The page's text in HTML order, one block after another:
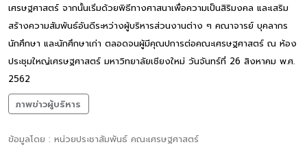
เศรษฐศาสตร์ จากนั้นเริ่มด้วยพิธีทางศาสนาเพื่อความเป็นสิริมงคล และเสริม
สร้างความสัมพันธ์อันดีระหว่างผู้บริหารส่วนงานต่าง ๆ คณาจารย์ บุคลากร
นักศึกษา และนักศึกษาเก่า ตลอดจนผู้มีคุณปการต่อคณะเศรษฐศาสตร์ ณ ห้อง
ประชุมใหญ่เศรษฐศาสตร์ มหาวิทยาลัยเชียงใหม่ วันจันทร์ที่ 26 สิงหาคม พ.ศ.
2562
ภาพข่าวผู้บริหาร
ข้อมูลโดย : หน่วยประชาสัมพันธ์ คณะเศรษฐศาสตร์